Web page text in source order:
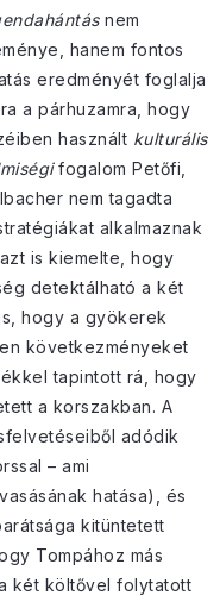
nem
hanem fontos
eredményét foglalja
a párhuzamra, hogy
használt kulturális
fogalom Petőfi,
nem tagadta
alkalmaznak
is kiemelte, hogy
detektálható a két
hogy a gyökerek
következményeket
tapintott rá, hogy
a korszakban. A
adódik
– ami
hatása), és
kitüntetett
Tompához más
két költővel folytatott